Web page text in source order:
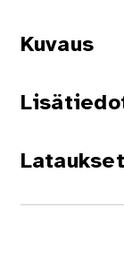
Kuvaus
Lataukset